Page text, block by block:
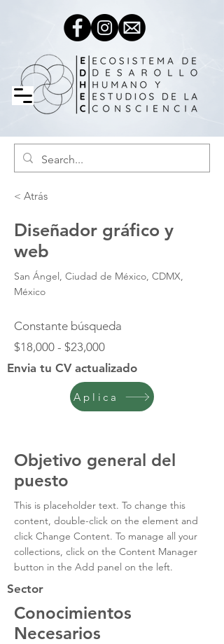
< Atrás
Diseñador gráfico y
web
San Ángel, Ciudad de México, CDMX,
México
Constante búsqueda
$18,000 - $23,000
Envia tu CV actualizado
Aplica
Objetivo general del
puesto
This is placeholder text. To change this
content, double-click on the element and
click Change Content. To manage all your
collections, click on the Content Manager
button in the Add panel on the left.
Sector
Conocimientos
Necesarios